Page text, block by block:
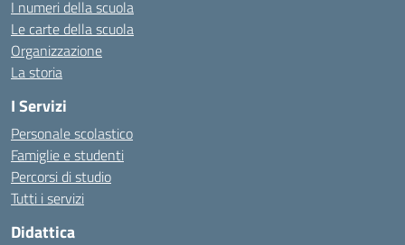
I numeri della scuola
Le carte della scuola
Organizzazione
La storia
I Servizi
Personale scolastico
Famiglie e studenti
Percorsi di studio
Tutti i servizi
Didattica